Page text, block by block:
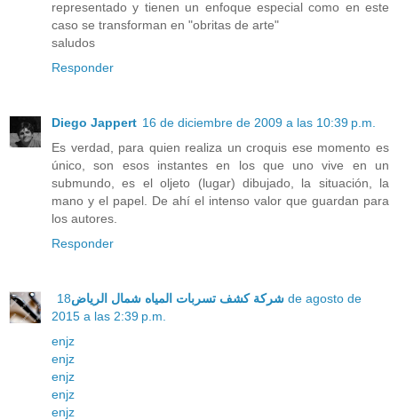
representado y tienen un enfoque especial como en este
caso se transforman en "obritas de arte"
saludos
Responder
Diego Jappert 16 de diciembre de 2009 a las 10:39 p.m.
Es verdad, para quien realiza un croquis ese momento es
único, son esos instantes en los que uno vive en un
submundo, es el oljeto (lugar) dibujado, la situación, la
mano y el papel. De ahí el intenso valor que guardan para
los autores.
Responder
شركة كشف تسربات المياه شمال الرياض18 de agosto de
2015 a las 2:39 p.m.
enjz
enjz
enjz
enjz
enjz